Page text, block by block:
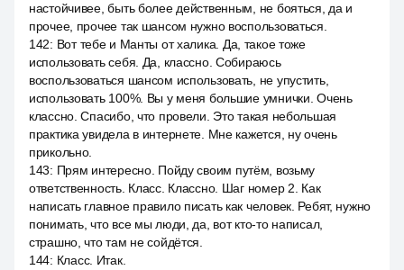
настойчивее, быть более действенным, не бояться, да и
прочее, прочее так шансом нужно воспользоваться.
142: Вот тебе и Манты от халика. Да, такое тоже
использовать себя. Да, классно. Собираюсь
воспользоваться шансом использовать, не упустить,
использовать 100%. Вы у меня большие умнички. Очень
классно. Спасибо, что провели. Это такая небольшая
практика увидела в интернете. Мне кажется, ну очень
прикольно.
143: Прям интересно. Пойду своим путём, возьму
ответственность. Класс. Классно. Шаг номер 2. Как
написать главное правило писать как человек. Ребят, нужно
понимать, что все мы люди, да, вот кто-то написал,
страшно, что там не сойдётся.
144: Класс. Итак.